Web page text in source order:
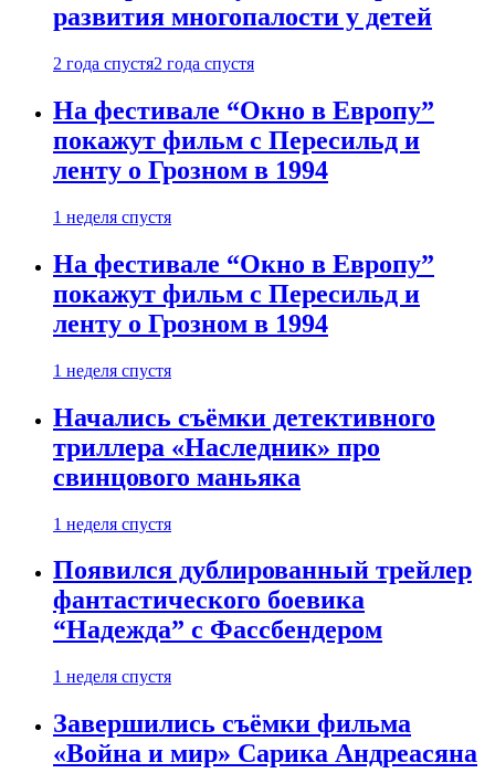
развития многопалости у детей
2 года спустя2 года спустя
На фестивале “Окно в Европу”
покажут фильм с Пересильд и
ленту о Грозном в 1994
1 неделя спустя
На фестивале “Окно в Европу”
покажут фильм с Пересильд и
ленту о Грозном в 1994
1 неделя спустя
Начались съёмки детективного
триллера «Наследник» про
свинцового маньяка
1 неделя спустя
Появился дублированный трейлер
фантастического боевика
“Надежда” с Фассбендером
1 неделя спустя
Завершились съёмки фильма
«Война и мир» Сарика Андреасяна